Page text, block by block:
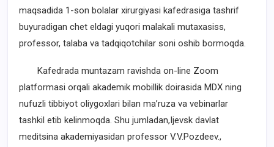
maqsadida 1-son bolalar xirurgiyasi kafedrasiga tashrif
buyuradigan chet eldagi yuqori malakali mutaxasiss,
professor, talaba va tadqiqotchilar soni oshib bormoqda.
Kafedrada muntazam ravishda on-line Zoom
platformasi orqali akademik mobillik doirasida MDX ning
nufuzli tibbiyot oliygoxlari bilan ma’ruza va vebinarlar
tashkil etib kelinmoqda. Shu jumladan,Ijevsk davlat
meditsina akademiyasidan professor V.V.Pozdeev.,